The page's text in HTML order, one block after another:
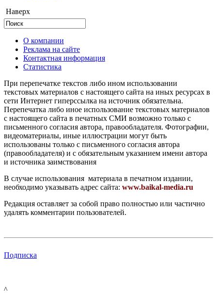
Наверх
О компании
Реклама на сайте
Контактная информация
Статистика
При перепечатке текстов либо ином использовании
текстовых материалов с настоящего сайта на иных ресурсах в
сети Интернет гиперссылка на источник обязательна.
Перепечатка либо иное использование текстовых материалов
с настоящего сайта в печатных СМИ возможно только с
письменного согласия автора, правообладателя. Фотографии,
видеоматериалы, иные иллюстрации могут быть
использованы только с письменного согласия автора
(правообладателя) и с обязательным указанием имени автора
и источника заимствования
В случае использования материала в печатном издании,
необходимо указывать адрес сайта: www.baikal-media.ru
Редакция оставляет за собой право полностью или частично
удалять комментарии пользователей.
Подписка
^